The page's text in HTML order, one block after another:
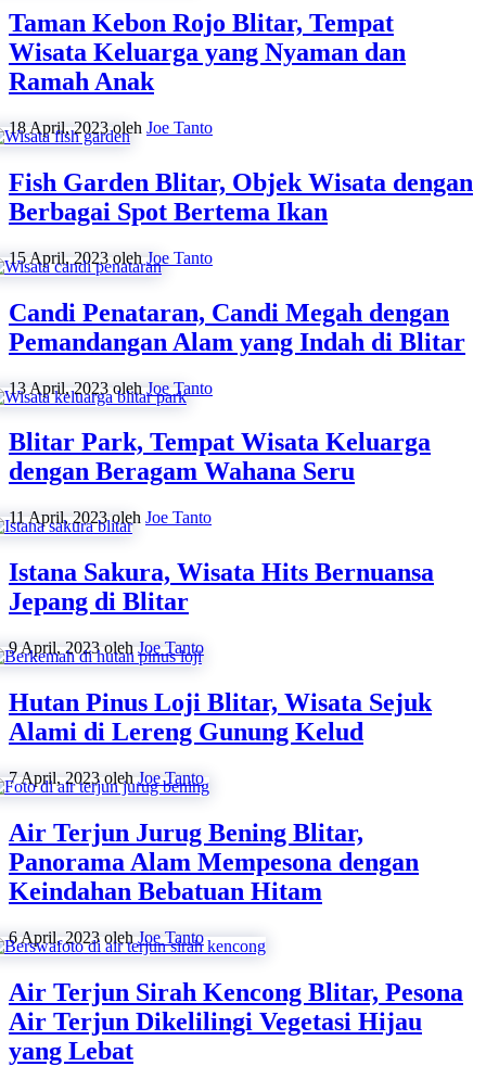
Taman Kebon Rojo Blitar, Tempat
Wisata Keluarga yang Nyaman dan
Ramah Anak
18 April, 2023 oleh Joe Tanto
Fish Garden Blitar, Objek Wisata dengan
Berbagai Spot Bertema Ikan
15 April, 2023 olehJoe Tanto
Candi Penataran, Candi Megah dengan
Pemandangan Alam yang Indah di Blitar
13 April, 2023 olehJoe Tanto
Blitar Park, Tempat Wisata Keluarga
dengan Beragam Wahana Seru
11 April, 2023 oleh Joe Tanto
Istana Sakura, Wisata Hits Bernuansa
Jepang di Blitar
9 April, 2023 olehJoe Tanto
Hutan Pinus Loji Blitar, Wisata Sejuk
Alami di Lereng Gunung Kelud
7 April, 2023 olehJoe Tanto
Air Terjun Jurug Bening Blitar,
Panorama Alam Mempesona dengan
Keindahan Bebatuan Hitam
6 April, 2023 olehJoe Tanto
Air Terjun Sirah Kencong Blitar, Pesona
Air Terjun Dikelilingi Vegetasi Hijau
yang Lebat